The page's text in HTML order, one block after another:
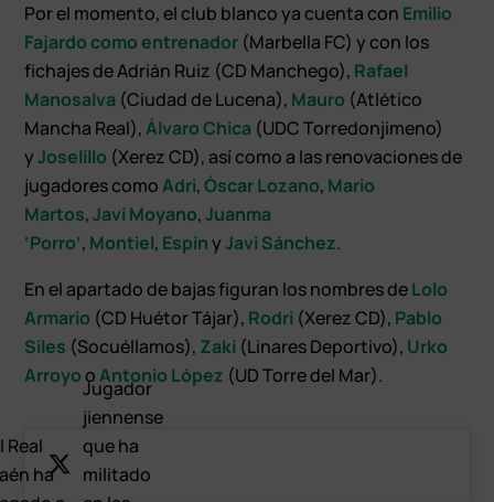
Por el momento, el club blanco ya cuenta con Emilio
Fajardo como entrenador (Marbella FC) y con los
fichajes de Adrián Ruiz (CD Manchego), Rafael
Manosalva (Ciudad de Lucena), Mauro (Atlético
Mancha Real),Álvaro Chica (UDC Torredonjimeno)
yJoselillo (Xerez CD), así como a las renovaciones de
jugadores comoAdri,Óscar Lozano, Mario
Martos,Javi Moyano,Juanma
‘Porro’, Montiel, EspínyJavi Sánchez.
En el apartado de bajas figuran los nombres deLolo
Armario (CD Huétor Tájar), Rodri (Xerez CD), Pablo
Siles (Socuéllamos), Zaki (Linares Deportivo), Urko
ArroyooAntonio López (UD Torre del Mar).
Real
ha
Jugador
jiennense
que ha
militado